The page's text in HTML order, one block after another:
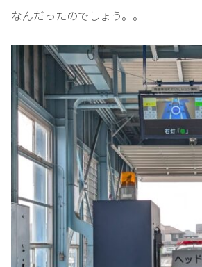
なんだったのでしょう。。